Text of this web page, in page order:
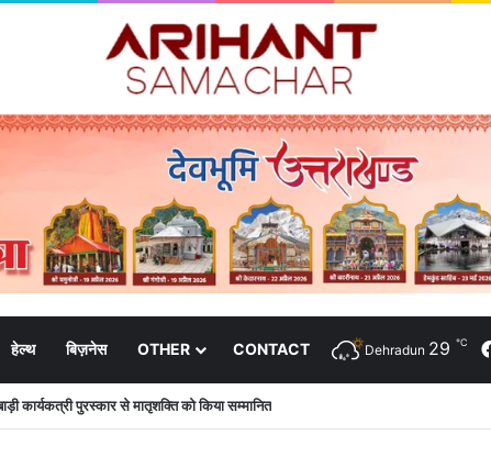
हेल्थ बिज़नेस OTHER CONTACT Dehradun 29 ℃
के आश्वासन के बाद दो सप्ताह से चल रहा महाविद्यालय के छात्रों का धरना समाप्त